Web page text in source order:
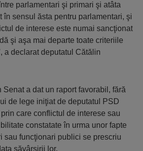
parlamentari şi primari şi atâta
în sensul ăsta pentru parlamentari, şi
de interese este numai sancţionat
şi aşa mai departe toate criteriile
a declarat deputatul Cătălin
a dat un raport favorabil, fără
de lege iniţiat de deputatul PSD
care conflictul de interese sau
constatate în urma unor fapte
sau funcţionari publici se prescriu
săvârşirii lor.